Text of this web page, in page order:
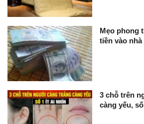
Mẹo phong
tiền vào
3 chỗ trên
càng yếu,